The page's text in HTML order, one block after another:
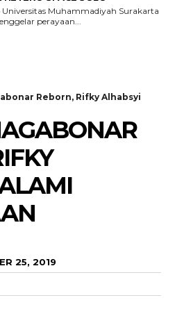
Universitas Muhammadiyah Surakarta
perayaan...